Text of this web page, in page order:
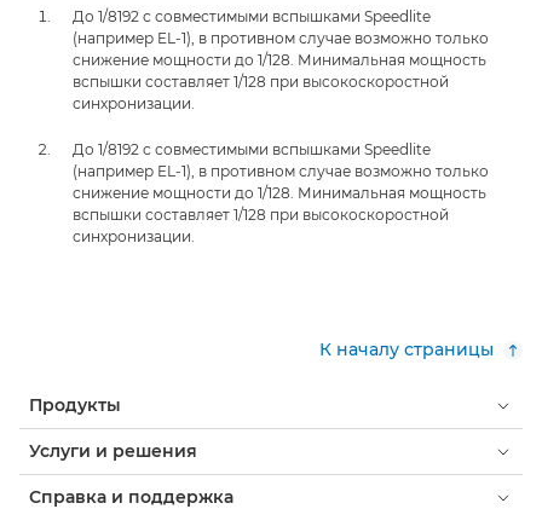
До 1/8192 с совместимыми вспышками Speedlite
(например EL-1), в противном случае возможно только
снижение мощности до 1/128. Минимальная мощность
вспышки составляет 1/128 при высокоскоростной
синхронизации.
До 1/8192 с совместимыми вспышками Speedlite
(например EL-1), в противном случае возможно только
снижение мощности до 1/128. Минимальная мощность
вспышки составляет 1/128 при высокоскоростной
синхронизации.
К началу страницы
Продукты
Услуги и решения
Справка и поддержка